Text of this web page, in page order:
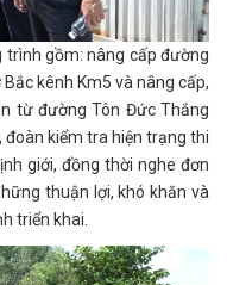
gồm: nâng cấp đường
kênh Km5 và nâng cấp,
từ đường Tôn Đức Thắng
kiểm tra hiện trạng thi
giới, đồng thời nghe đơn
thuận lợi, khó khăn và
triển khai.